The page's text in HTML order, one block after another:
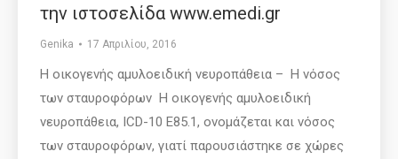
την ιστοσελίδα www.emedi.gr
Genika 17 Απριλίου, 2016
Η οικογενής αμυλοειδική νευροπάθεια – Η νόσος
των σταυροφόρων Η οικογενής αμυλοειδική
νευροπάθεια, ICD-10 E85.1, ονομάζεται και νόσος
των σταυροφόρων, γιατί παρουσιάστηκε σε χώρες